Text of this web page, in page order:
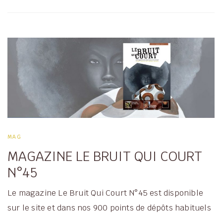
MAG
MAGAZINE LE BRUIT QUI COURT
N°45
Le magazine Le Bruit Qui Court N°45 est disponible
sur le site et dans nos 900 points de dépôts habituels